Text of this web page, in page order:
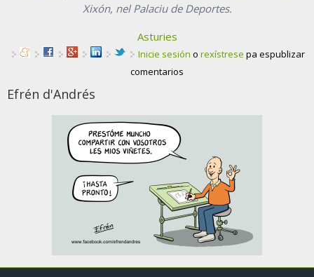
Xixón, nel Palaciu de Deportes.
Asturies
Inicie sesión o rexístrese pa espublizar
comentarios
Efrén d'Andrés